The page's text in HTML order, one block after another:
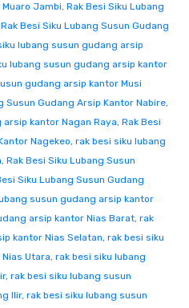
Jambi, Rak Besi Siku Lubang
Rak Besi Siku Lubang Susun Gudang
lubang susun gudang arsip
lubang susun gudang arsip kantor
gudang arsip kantor Musi
Susun Gudang Arsip Kantor Nabire,
kantor Nagan Raya, Rak Besi
Nagekeo, rak besi siku lubang
, Rak Besi Siku Lubang Susun
Siku Lubang Susun Gudang
susun gudang arsip kantor
arsip kantor Nias Barat, rak
kantor Nias Selatan, rak besi siku
Utara, rak besi siku lubang
, rak besi siku lubang susun
Ilir, rak besi siku lubang susun